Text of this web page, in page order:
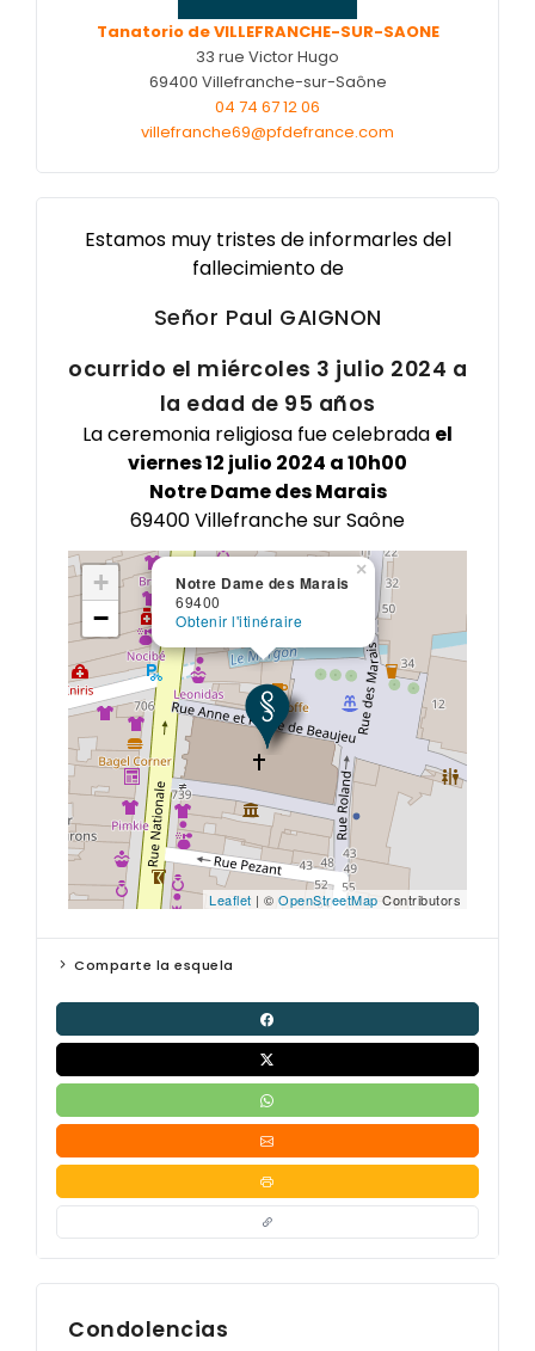
Tanatorio de VILLEFRANCHE-SUR-SAONE
33 rue Victor Hugo
69400 Villefranche-sur-Saône
04 74 67 12 06
villefranche69@pfdefrance.com
Estamos muy tristes de informarles del
fallecimiento de
Señor Paul GAIGNON
ocurrido el miércoles 3 julio 2024 a
la edad de 95 años
La ceremonia religiosa fue celebrada el
viernes 12 julio 2024 a 10h00
Notre Dame des Marais
69400 Villefranche sur Saône
Notre Dame des Marais
69400
Obtenir l'itinéraire
×
+
−
Leaflet | © OpenStreetMap Contributors
Comparte la esquela
Condolencias